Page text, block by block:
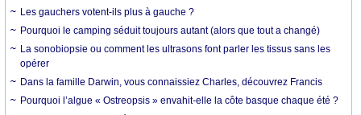
Les gauchers votent-ils plus à gauche ?
Pourquoi le camping séduit toujours autant (alors que tout a changé)
La sonobiopsie ou comment les ultrasons font parler les tissus sans les
opérer
Dans la famille Darwin, vous connaissiez Charles, découvrez Francis
Pourquoi l’algue « Ostreopsis » envahit-elle la côte basque chaque été ?